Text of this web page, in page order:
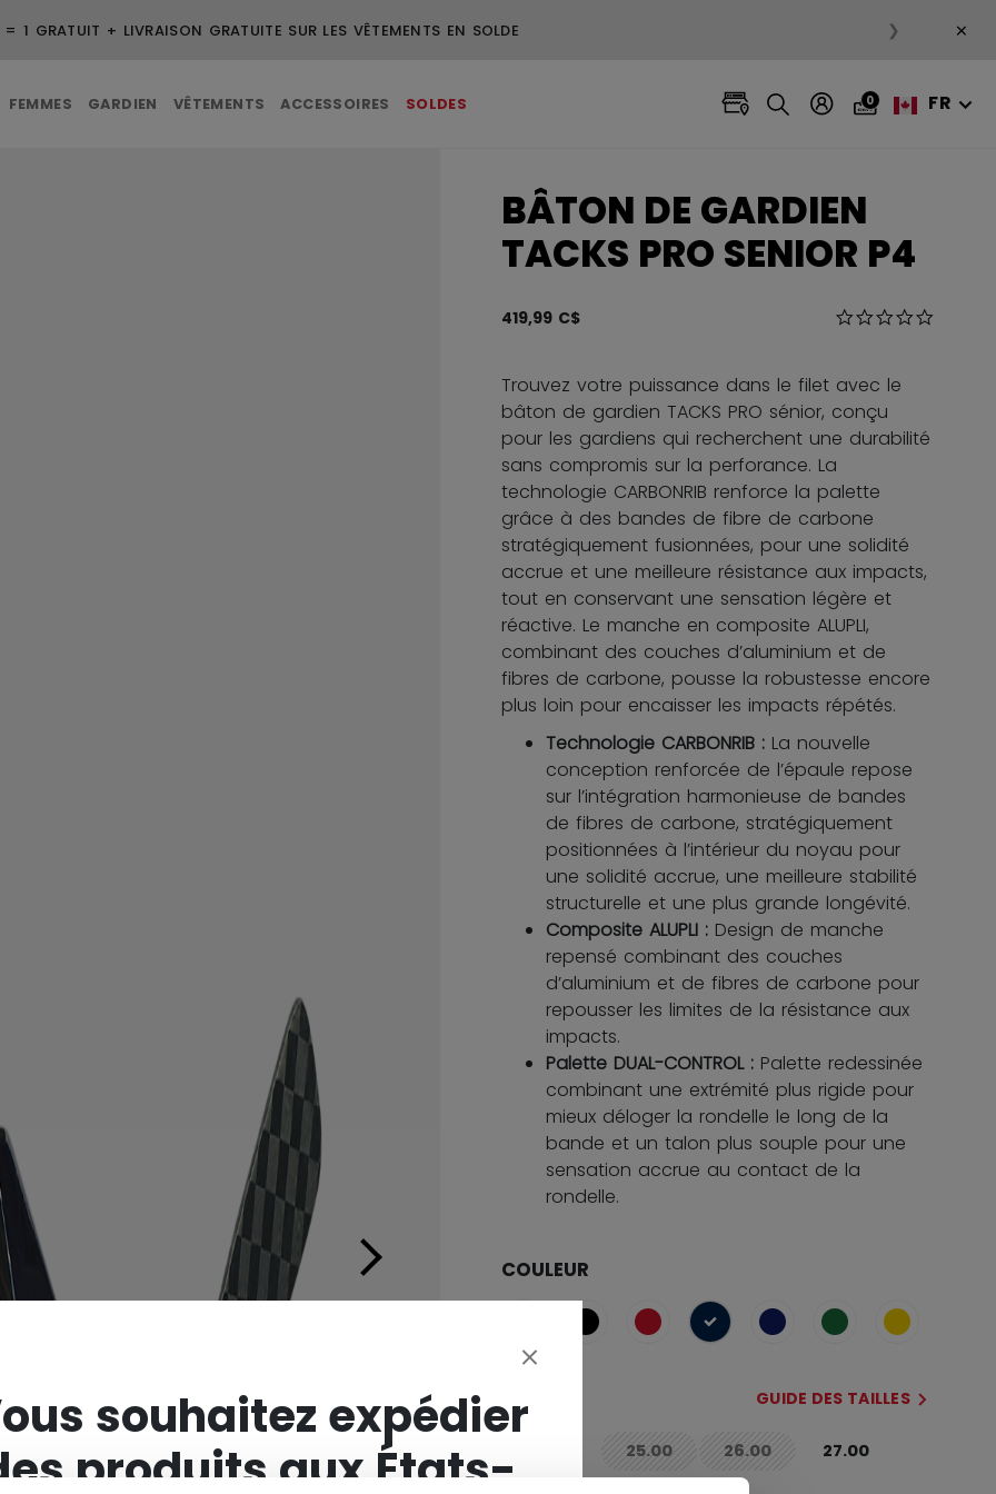
souhaitez expédier
produits aux États-
3 ACHETÉS = 1 GRATUIT + LIVRAISON GRATUITE SUR LES VÊTEMENTS EN SOLDE
❯ ×
FEMMES GARDIEN VÊTEMENTS ACCESSOIRES SOLDES 0 FR
BÂTON DE GARDIEN
TACKS PRO SENIOR P4
419,99 C$ 5 sur 5
Trouvez votre puissance dans le filet avec le
bâton de gardien TACKS PRO sénior, conçu
pour les gardiens qui recherchent une durabilité
sans compromis sur la perforance. La
technologie CARBONRIB renforce la palette
grâce à des bandes de fibre de carbone
stratégiquement fusionnées, pour une solidité
accrue et une meilleure résistance aux impacts,
tout en conservant une sensation légère et
réactive. Le manche en composite ALUPLI,
combinant des couches d’aluminium et de
fibres de carbone, pousse la robustesse encore
plus loin pour encaisser les impacts répétés.
Technologie CARBONRIB : La nouvelle
conception renforcée de l’épaule repose
sur l’intégration harmonieuse de bandes
de fibres de carbone, stratégiquement
positionnées à l’intérieur du noyau pour
une solidité accrue, une meilleure stabilité
structurelle et une plus grande longévité.
Composite ALUPLI : Design de manche
repensé combinant des couches
d’aluminium et de fibres de carbone pour
repousser les limites de la résistance aux
impacts.
Palette DUAL-CONTROL : Palette redessinée
combinant une extrémité plus rigide pour
mieux déloger la rondelle le long de la
bande et un talon plus souple pour une
sensation accrue au contact de la
rondelle.
COULEUR
sélectionné
GUIDE DES TAILLES
25.00not.available
26.00not.available
27.00